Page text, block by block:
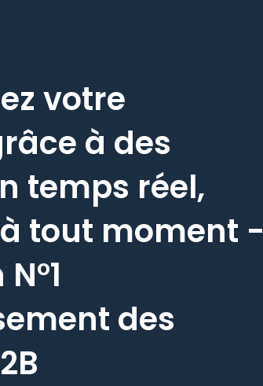
votre
à des
temps réel,
tout moment -
des